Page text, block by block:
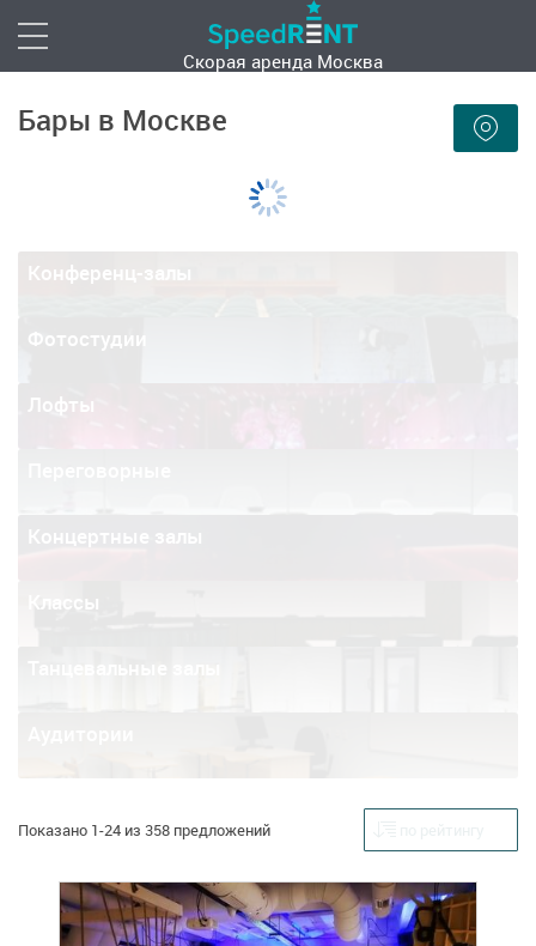
Скорая аренда Москва
Бары в Москве
Конференц-залы
Фотостудии
Лофты
Классы
Показано 1-24 из 358 предложений